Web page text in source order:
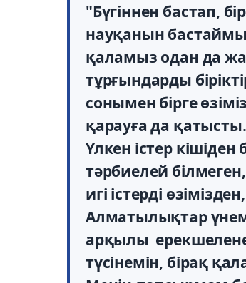
"Бүгіннен бастап,
науқанын
қаламыз одан да
тұрғындарды
сонымен бірге
қарауға да қатысты.
Үлкен істер
тәрбиелей
игі істерді
Алматылықтар
арқылы
түсінемін, бірақ